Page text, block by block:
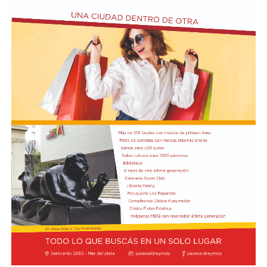
en la ruta 88, a pocos kilómetros de Quequén.
Junto con el intendente de Necochea habían muerto
tres docentes que, luego se supo, habían subido a su
automóvil pocos kilómetros antes, donde se hallaban
haciendo dedo. La colisión frontal resultó letal: sólo
sobrevivió el chofer del camión.
El hall del Palacio Comunal fue el lugar donde velaron
sus restos y ante el cual desfiló todo el arco político de
aquel momento, incluyendo a la camada de jóvenes que
habían dado sus primeros pasos en el peronismo, bajo
el liderazgo de “Coco” Taraborelli como conductor. Y el
vicegobernador Luis Macaya, que acompañó sus restos
hasta la despedida final.
Antes de ser inhumados sus restos en el cementerio
municipal, el féretro fue transportado hacia la